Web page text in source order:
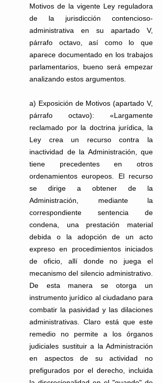
Motivos de la vigente Ley reguladora
de la jurisdicción contencioso-
administrativa en su apartado V,
párrafo octavo, así como lo que
aparece documentado en los trabajos
parlamentarios, bueno será empezar
analizando estos argumentos.
a) Exposición de Motivos (apartado V,
párrafo octavo): «Largamente
reclamado por la doctrina jurídica, la
Ley crea un recurso contra la
inactividad de la Administración, que
tiene precedentes en otros
ordenamientos europeos. El recurso
se dirige a obtener de la
Administración, mediante la
correspondiente sentencia de
condena, una prestación material
debida o la adopción de un acto
expreso en procedimientos iniciados
de oficio, allí donde no juega el
mecanismo del silencio administrativo.
De esta manera se otorga un
instrumento jurídico al ciudadano para
combatir la pasividad y las dilaciones
administrativas. Claro está que este
remedio no permite a los órganos
judiciales sustituir a la Administración
en aspectos de su actividad no
prefigurados por el derecho, incluida